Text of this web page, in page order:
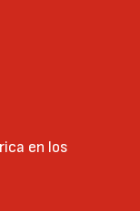
en los